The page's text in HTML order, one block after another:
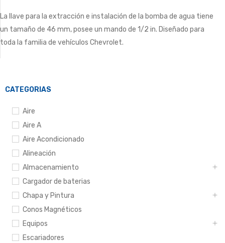
CATEGORIAS
Aire
Aire A
Aire Acondicionado
Alineación
Almacenamiento
Cargador de baterias
Chapa y Pintura
Conos Magnéticos
Equipos
Escariadores
La llave para la extracción e instalación de la bomba de agua tiene
un tamaño de 46 mm, posee un mando de 1/2 in. Diseñado para
toda la familia de vehículos Chevrolet.